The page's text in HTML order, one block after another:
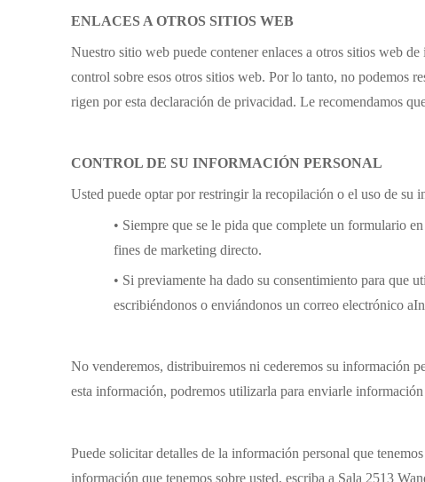
ENLACES A OTROS SITIOS WEB
Nuestro sitio web puede contener enlaces a otros sitios web
control sobre esos otros sitios web. Por lo tanto, no podemos
rigen por esta declaración de privacidad. Le recomendamos
CONTROL DE SU INFORMACIÓN PERSONAL
Usted puede optar por restringir la recopilación o el uso de su
• Siempre que se le pida que complete un formulario
fines de marketing directo.
• Si previamente ha dado su consentimiento para que
escribiéndonos o enviándonos un correo electrónico a
No venderemos, distribuiremos ni cederemos su información
esta información, podremos utilizarla para enviarle
Puede solicitar detalles de la información personal que
información que tenemos sobre usted, escriba a Sala 2513